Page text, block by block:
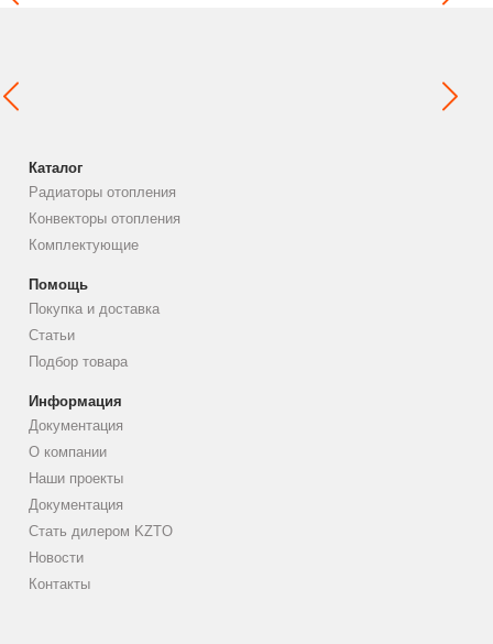
Каталог
Радиаторы отопления
Конвекторы отопления
Комплектующие
Помощь
Покупка и доставка
Статьи
Подбор товара
Информация
Документация
О компании
Наши проекты
Документация
Стать дилером KZTO
Новости
Контакты